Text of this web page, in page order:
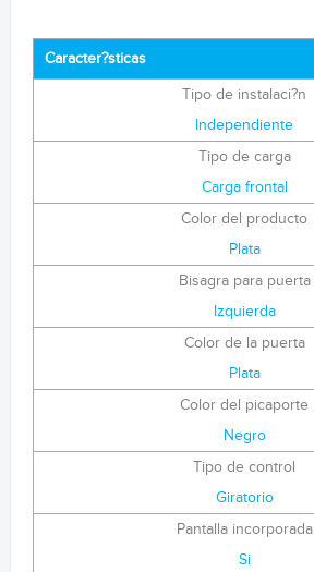
Caracter?sticas
Tipo de instalaci?n
Independiente
Tipo de carga
Carga frontal
Color del producto
Plata
Bisagra para puerta
Izquierda
Color de la puerta
Plata
Color del picaporte
Negro
Tipo de control
Giratorio
Pantalla incorporada
Si